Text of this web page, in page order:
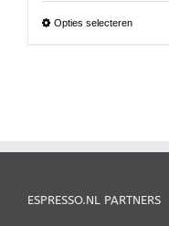
Opties selecterenDit
worden
ESPRESSO.NL PARTNERS